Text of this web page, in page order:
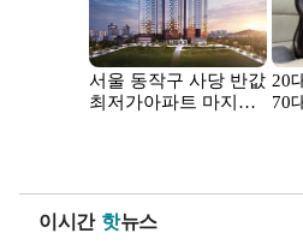
이시간 핫뉴스